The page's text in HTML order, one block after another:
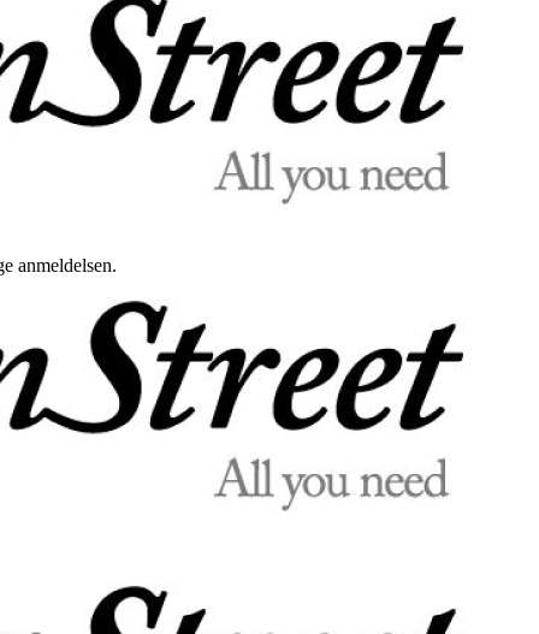
anmeldelsen.